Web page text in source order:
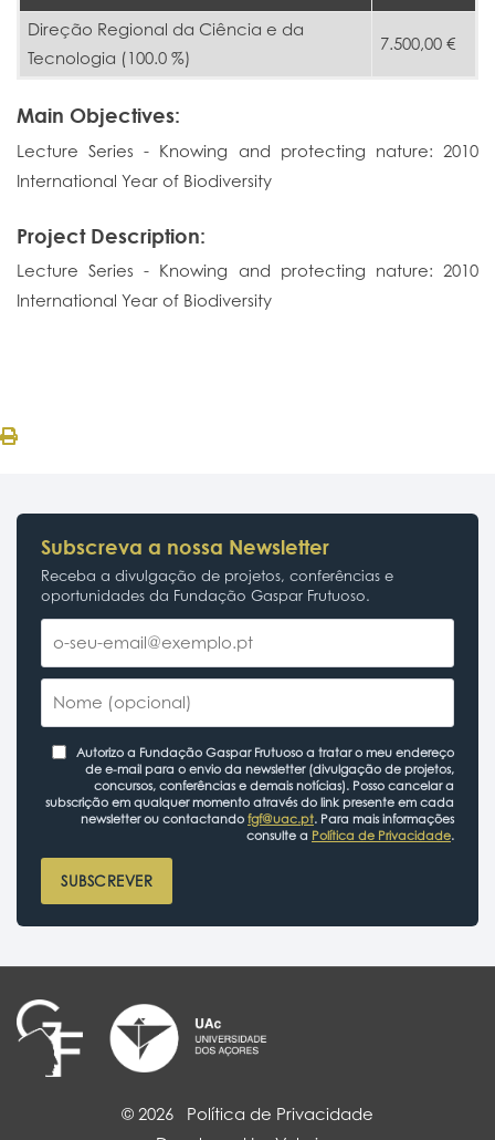
Direção Regional da Ciência e da
Tecnologia (100.0 %)
7.500,00 €
Main Objectives:
Lecture Series - Knowing and protecting nature: 2010
International Year of Biodiversity
Project Description:
Lecture Series - Knowing and protecting nature: 2010
International Year of Biodiversity
Subscreva a nossa Newsletter
Receba a divulgação de projetos, conferências e
oportunidades da Fundação Gaspar Frutuoso.
Autorizo a Fundação Gaspar Frutuoso a tratar o meu endereço
de e-mail para o envio da newsletter (divulgação de projetos,
concursos, conferências e demais notícias). Posso cancelar a
subscrição em qualquer momento através do link presente em cada
newsletter ou contactando fgf@uac.pt. Para mais informações
consulte a Política de Privacidade.
SUBSCREVER
© 2026 Política de Privacidade